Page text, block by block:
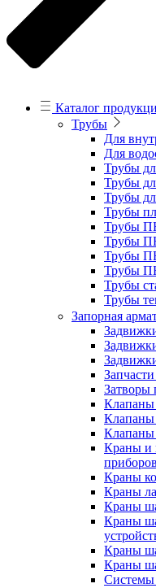
Каталог
Трубы
Для
Для
Трубы
Трубы
Трубы
Трубы
Трубы
Трубы
Трубы
Трубы
Трубы
Трубы
Запорная
Затворы
Клапаны
Клапаны
Клапаны
Краны и
приборов
Краны
Краны
Краны
Краны
Краны
Краны
Системы